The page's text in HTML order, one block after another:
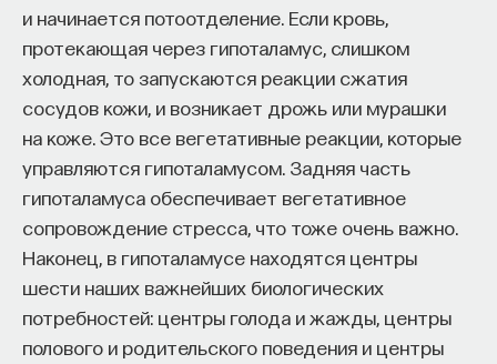
и начинается потоотделение. Если кровь,
протекающая через гипоталамус, слишком
холодная, то запускаются реакции сжатия
сосудов кожи, и возникает дрожь или мурашки
на коже. Это все вегетативные реакции, которые
управляются гипоталамусом. Задняя часть
гипоталамуса обеспечивает вегетативное
сопровождение стресса, что тоже очень важно.
Наконец, в гипоталамусе находятся центры
шести наших важнейших биологических
потребностей: центры голода и жажды, центры
полового и родительского поведения и центры